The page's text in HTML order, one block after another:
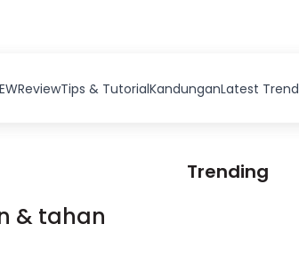
ReviewTips & TutorialKandunganLatest Trend
& tahan
Trending